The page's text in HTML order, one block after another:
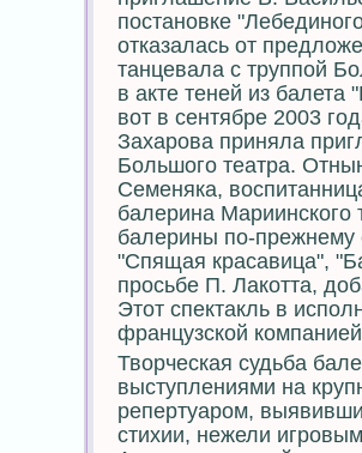
постановке
отказалась от
танцевала с труппой
в акте теней из
вот в сентябре 2003
Захарова приняла
Большого театра.
Семеняка,
балерина Мариинского
балерины по-прежнему
"Спящая красавица",
просьбе П. Лакотта,
Этот спектакль в
французской
Творческая судьба
выступлениями на
репертуаром,
стихии, нежели